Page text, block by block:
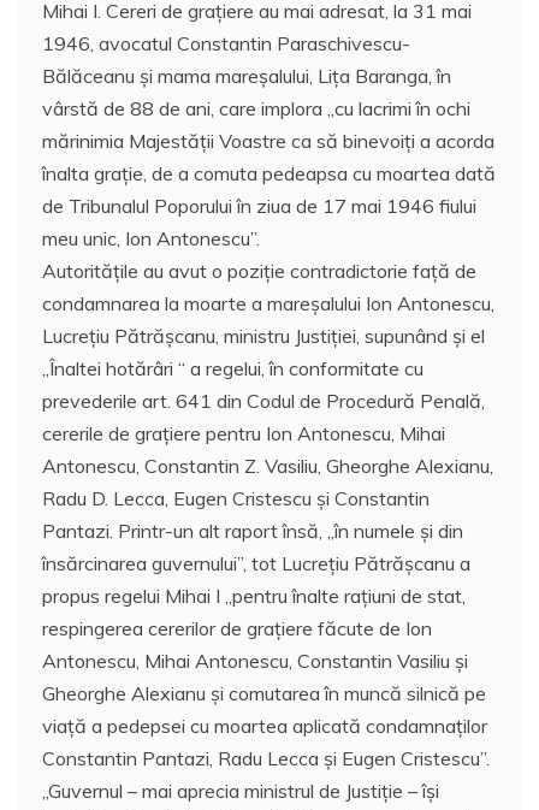
Mihai I. Cereri de graţiere au mai adresat, la 31 mai
1946, avocatul Constantin Paraschivescu-
Bălăceanu şi mama mareşalului, Liţa Baranga, în
vârstă de 88 de ani, care implora ,,cu lacrimi în ochi
mărinimia Majestăţii Voastre ca să binevoiţi a acorda
înalta graţie, de a comuta pedeapsa cu moartea dată
de Tribunalul Poporului în ziua de 17 mai 1946 fiului
meu unic, Ion Antonescu”.
Autorităţile au avut o poziţie contradictorie faţă de
condamnarea la moarte a mareşalului Ion Antonescu,
Lucreţiu Pătrăşcanu, ministru Justiţiei, supunând şi el
,,Înaltei hotărâri “ a regelui, în conformitate cu
prevederile art. 641 din Codul de Procedură Penală,
cererile de graţiere pentru Ion Antonescu, Mihai
Antonescu, Constantin Z. Vasiliu, Gheorghe Alexianu,
Radu D. Lecca, Eugen Cristescu şi Constantin
Pantazi. Printr-un alt raport însă, ,,în numele şi din
însărcinarea guvernului”, tot Lucreţiu Pătrăşcanu a
propus regelui Mihai I ,,pentru înalte raţiuni de stat,
respingerea cererilor de graţiere făcute de Ion
Antonescu, Mihai Antonescu, Constantin Vasiliu şi
Gheorghe Alexianu şi comutarea în muncă silnică pe
viaţă a pedepsei cu moartea aplicată condamnaţilor
Constantin Pantazi, Radu Lecca şi Eugen Cristescu”.
,,Guvernul – mai aprecia ministrul de Justiţie – îşi